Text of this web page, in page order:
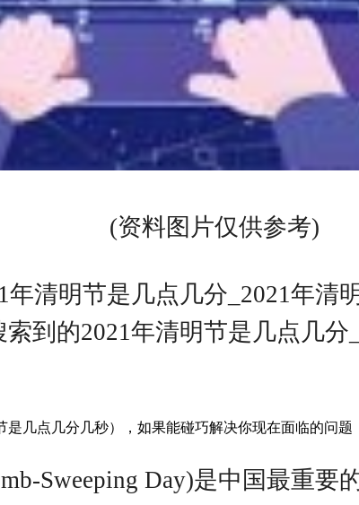
(资料图片仅供参考)
清明节是几点几分_2021年清
到的2021年清明节是几点几
几点几分几秒），如果能碰巧解决你现在面临的问题
Sweeping Day)是中国最重要